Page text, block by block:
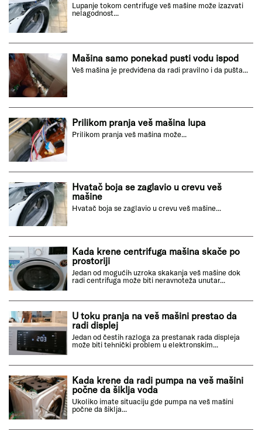
Lupanje tokom centrifuge veš mašine može izazvati
nelagodnost...
Mašina samo ponekad pusti vodu ispod
Veš mašina je predviđena da radi pravilno i da pušta...
Prilikom pranja veš mašina lupa
Prilikom pranja veš mašina može...
Hvatač boja se zaglavio u crevu veš
mašine
Hvatač boja se zaglavio u crevu veš mašine...
Kada krene centrifuga mašina skače po
prostoriji
Jedan od mogućih uzroka skakanja veš mašine dok
radi centrifuga može biti neravnoteža unutar...
U toku pranja na veš mašini prestao da
radi displej
Jedan od čestih razloga za prestanak rada displeja
može biti tehnički problem u elektronskim...
Kada krene da radi pumpa na veš mašini
počne da šiklja voda
Ukoliko imate situaciju gde pumpa na veš mašini
počne da šiklja...